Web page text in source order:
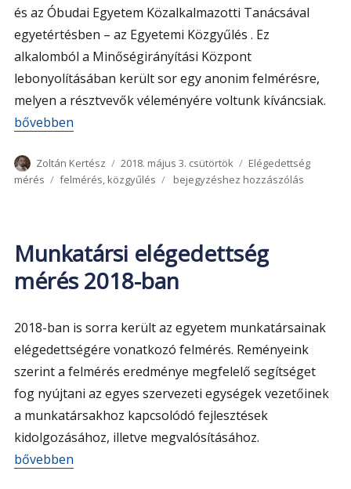
és az Óbudai Egyetem Közalkalmazotti Tanácsával
egyetértésben – az Egyetemi Közgyűlés . Ez
alkalomból a Minőségirányítási Központ
lebonyolításában került sor egy anonim felmérésre,
melyen a résztvevők véleményére voltunk kíváncsiak.
„Egyetemi közgyűlés 2018”
bővebben
Szerző
Zoltán Kertész Közzétéve
2018. május 3. csütörtök Kategória
Elégedettség
mérés
Címke
felmérés, közgyűlés
Egyetemi
bejegyzéshez hozzászólás
Munkatársi elégedettség
mérés 2018-ban
2018-ban is sorra került az egyetem munkatársainak
elégedettségére vonatkozó felmérés. Reményeink
szerint a felmérés eredménye megfelelő segítséget
fog nyújtani az egyes szervezeti egységek vezetőinek
a munkatársakhoz kapcsolódó fejlesztések
kidolgozásához, illetve megvalósításához.
„Munkatársi elégedettség mérés 2018-ban”
bővebben